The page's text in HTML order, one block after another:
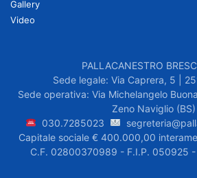
Gallery
Video
PALLACANESTRO
Sede legale: Via Caprera, 5 |
Sede operativa: Via Michelangelo
Zeno Naviglio (BS)
030.7285023
Capitale sociale € 400.000,00
C.F. 02800370989 - F.I.P. 050925 -